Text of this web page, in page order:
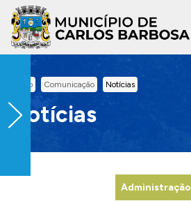
Ir para conteúdo principal
Inicio Comunicação Notícias
Notícias
Administração